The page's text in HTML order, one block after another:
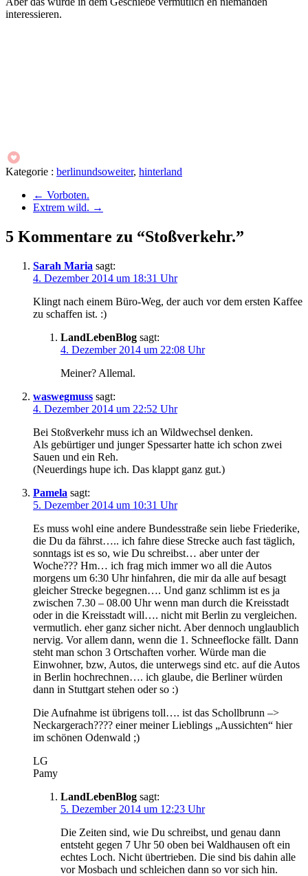
interessieren.
Kategorie : berlinundsoweiter, hinterland
← Vorboten.
Extrem wild. →
5 Kommentare zu “Stoßverkehr.”
Sarah Maria sagt:
4. Dezember 2014 um 18:31 Uhr
Klingt nach einem Büro-Weg, der auch vor dem ersten Kaffee
zu schaffen ist. :)
LandLebenBlog sagt:
4. Dezember 2014 um 22:08 Uhr
Meiner? Allemal.
waswegmuss sagt:
4. Dezember 2014 um 22:52 Uhr
Bei Stoßverkehr muss ich an Wildwechsel denken.
Als gebürtiger und junger Spessarter hatte ich schon zwei
Sauen und ein Reh.
(Neuerdings hupe ich. Das klappt ganz gut.)
Pamela sagt:
5. Dezember 2014 um 10:31 Uhr
Es muss wohl eine andere Bundesstraße sein liebe Friederike,
die Du da fährst….. ich fahre diese Strecke auch fast täglich,
sonntags ist es so, wie Du schreibst… aber unter der
Woche??? Hm… ich frag mich immer wo all die Autos
morgens um 6:30 Uhr hinfahren, die mir da alle auf besagt
gleicher Strecke begegnen…. Und ganz schlimm ist es ja
zwischen 7.30 – 08.00 Uhr wenn man durch die Kreisstadt
oder in die Kreisstadt will…. nicht mit Berlin zu vergleichen.
vermutlich. eher ganz sicher nicht. Aber dennoch unglaublich
nervig. Vor allem dann, wenn die 1. Schneeflocke fällt. Dann
steht man schon 3 Ortschaften vorher. Würde man die
Einwohner, bzw, Autos, die unterwegs sind etc. auf die Autos
in Berlin hochrechnen…. ich glaube, die Berliner würden
dann in Stuttgart stehen oder so :)
Die Aufnahme ist übrigens toll…. ist das Schollbrunn –>
Neckargerach???? einer meiner Lieblings „Aussichten“ hier
im schönen Odenwald ;)
LG
Pamy
LandLebenBlog sagt:
5. Dezember 2014 um 12:23 Uhr
Die Zeiten sind, wie Du schreibst, und genau dann
entsteht gegen 7 Uhr 50 oben bei Waldhausen oft ein
echtes Loch. Nicht übertrieben. Die sind bis dahin alle
vor Mosbach und schleichen dann so vor sich hin.